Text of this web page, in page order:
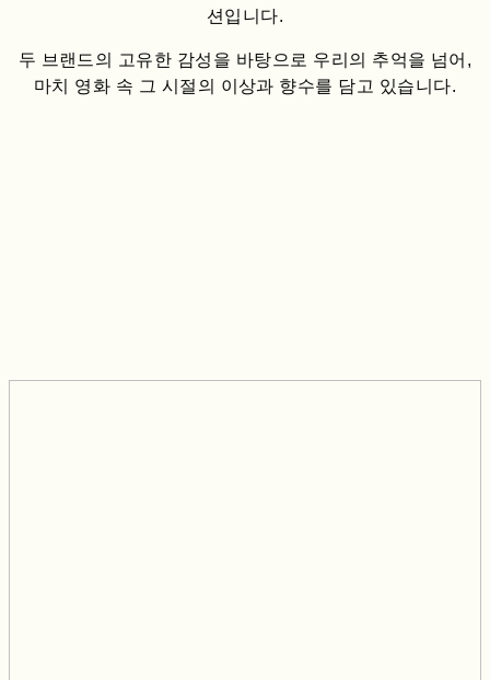
션입니다.
두 브랜드의 고유한 감성을 바탕으로 우리의 추억을 넘어,
마치 영화 속 그 시절의 이상과 향수를 담고 있습니다.